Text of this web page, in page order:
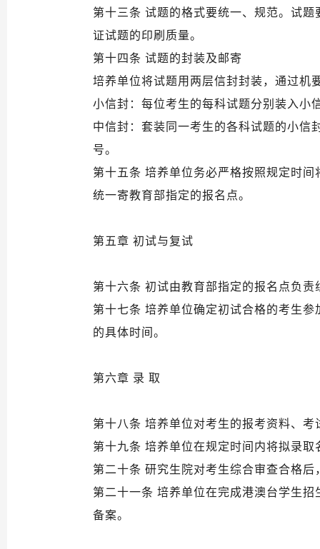
第十三条 试题的格式要统一、规范。试
证试题的印刷质量。
第十四条 试题的封装及邮寄
培养单位将试题用两层信封封装，通过机
小信封：每位考生的每科试题分别装入小
中信封：套装同一考生的各科试题的小信
号。
第十五条 培养单位务必严格按照规定时
统一寄教育部指定的报名点。
第五章 初试与复试
第十六条 初试由教育部指定的报名点负责
第十七条 培养单位确定初试合格的考生
的具体时间。
第六章 录 取
第十八条 培养单位对考生的报考资料、
第十九条 培养单位在规定时间内将拟录
第二十条 研究生院对考生综合审查合格
第二十一条 培养单位在完成港澳台学生
备案。